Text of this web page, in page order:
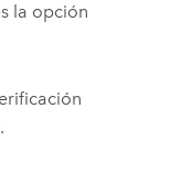
la opción
.